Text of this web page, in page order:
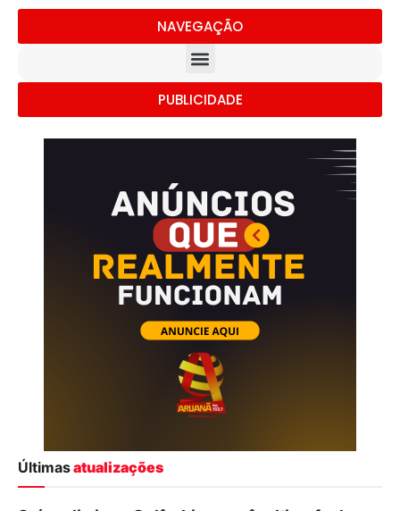
NAVEGAÇÃO
PUBLICIDADE
Últimasatualizações